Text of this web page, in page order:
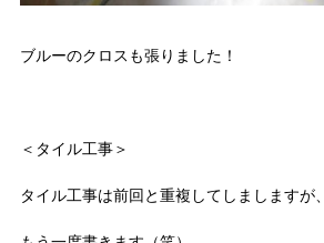
ブルーのクロスも張りました！
＜タイル工事＞
タイル工事は前回と重複してしましますが、